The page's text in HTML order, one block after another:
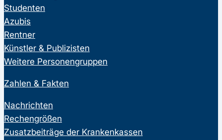
Studenten
Azubis
Rentner
Künstler & Publizisten
Weitere Personengruppen
Zahlen & Fakten
Nachrichten
Rechengrößen
Zusatzbeiträge der Krankenkassen